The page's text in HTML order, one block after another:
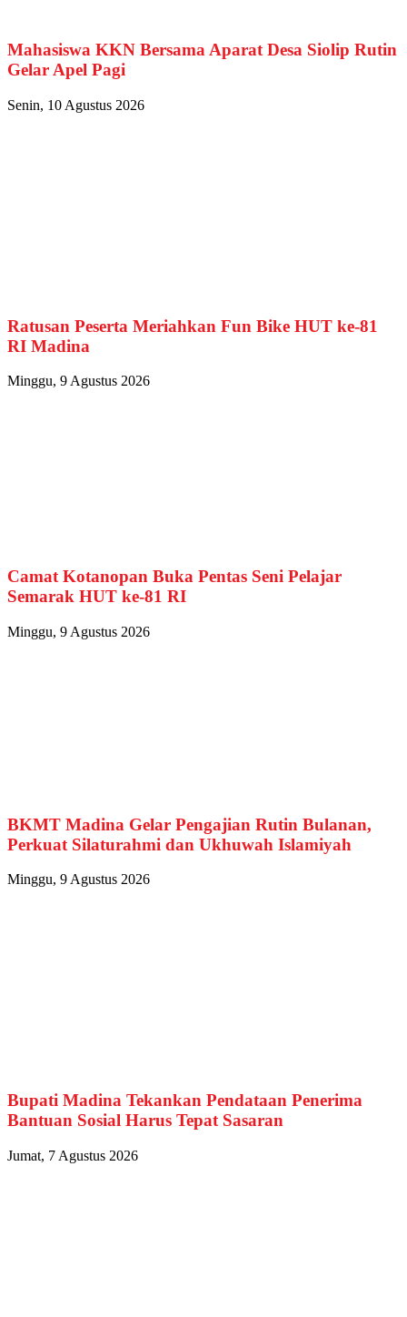
Mahasiswa KKN Bersama Aparat Desa Siolip Rutin
Gelar Apel Pagi
Senin, 10 Agustus 2026
Ratusan Peserta Meriahkan Fun Bike HUT ke-81
RI Madina
Minggu, 9 Agustus 2026
Camat Kotanopan Buka Pentas Seni Pelajar
Semarak HUT ke-81 RI
Minggu, 9 Agustus 2026
BKMT Madina Gelar Pengajian Rutin Bulanan,
Perkuat Silaturahmi dan Ukhuwah Islamiyah
Minggu, 9 Agustus 2026
Bupati Madina Tekankan Pendataan Penerima
Bantuan Sosial Harus Tepat Sasaran
Jumat, 7 Agustus 2026